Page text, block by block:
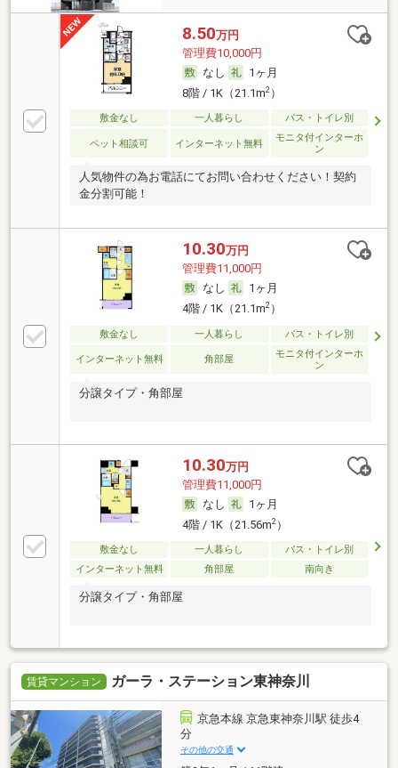
8.50万円
管理費10,000円
なし
1ヶ月
8階 / 1K（21.1m2）
敷金なし 一人暮らし バス・トイレ別
ペット相談可 インターネット無料
モニタ付インターホ
ン
人気物件の為お電話にてお問い合わせください！契約
金分割可能！
10.30万円
管理費11,000円
なし
1ヶ月
4階 / 1K（21.1m2）
敷金なし 一人暮らし バス・トイレ別
インターネット無料 角部屋
モニタ付インターホ
ン
分譲タイプ・角部屋
10.30万円
管理費11,000円
なし
1ヶ月
4階 / 1K（21.56m2）
敷金なし 一人暮らし
バス・トイレ別
インターネット無料
角部屋 南向き
分譲タイプ・角部屋
賃貸マンション ガーラ・ステーション東神奈川
京急本線 京急東神奈川駅 徒歩4
分
その他の交通